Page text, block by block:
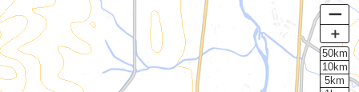
ー
＋
50km
10km
5km